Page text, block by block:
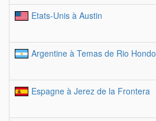
Etats-Unis à Austin
Argentine à Temas de Rio Hondo
Espagne à Jerez de la Frontera